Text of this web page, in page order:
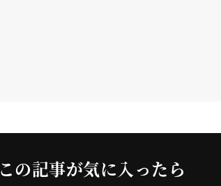
この記事が気に入ったら